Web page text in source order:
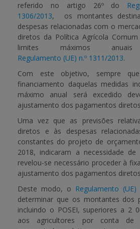
APOIO AO BENEFICIÁRIO
Entrar / Registar
referido no artigo 26º do
1306/201 3, os montantes
despesas relacionadas com o
diretos da Política Agrícola
limites máximos
Regulamento (UE) n.º 1311/2013.
Com este objetivo, sempre
financiamento daquelas medidas
máximo anual será excedido
ajustamento dos pagamentos
Uma vez que as previsões
diretos e às despesas
constantes do projeto de
2018, indicaram a necessidade de
revelou-se necessário proceder à
ajustamento dos pagamentos
Deste modo, o Regulamento
determinar que os montantes dos
incluindo o POSEI, superiores a 2
aos agricultores por conta de